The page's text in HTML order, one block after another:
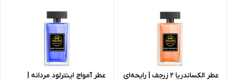
عطر الکساندریا 2 زرجف | رایحه‌ای
عطر آمواج اینترلود مردانه |